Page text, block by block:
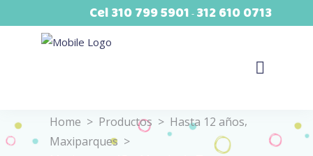
Cel310 799 5901 - 312 610 0713
Home > Productos > Hasta 12 años,
Maxiparques >